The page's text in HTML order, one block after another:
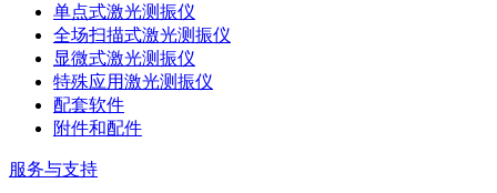
单点式激光测振仪
全场扫描式激光测振仪
显微式激光测振仪
特殊应用激光测振仪
配套软件
附件和配件
服务与支持